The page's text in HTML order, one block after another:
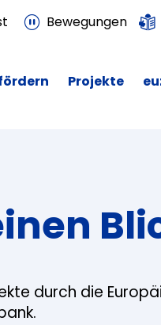
Bewegungen
Projekte
durch die